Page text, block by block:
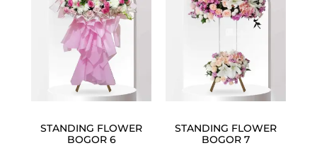
STANDING FLOWER
BOGOR 6
STANDING FLOWER
BOGOR 7